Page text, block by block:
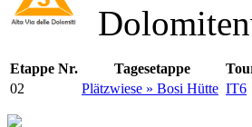
Etappe Nr. Tagesetappe
02
Plätzwiese » Bosi Hütte IT6